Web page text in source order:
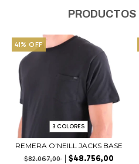
41% OFF
3 COLORES
REMERA O'NEILL JACKS BASE
$82.067,00 $48.756,00